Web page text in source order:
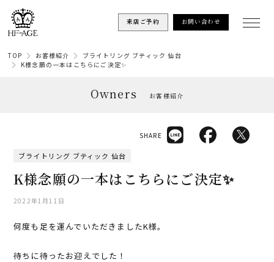
来店ご予約 お問い合わせ
TOP お客様紹介
ブライトリング ブティック 仙台
K様念願の一本はこちらにご決定✨
Owners お客様紹介
ブライトリング ブティック 仙台
K様念願の一本はこちらにご決定✨
2022年1月11日
SHARE
何度も足を運んでいただきましたK様。
待ちに待ったお迎えでした！